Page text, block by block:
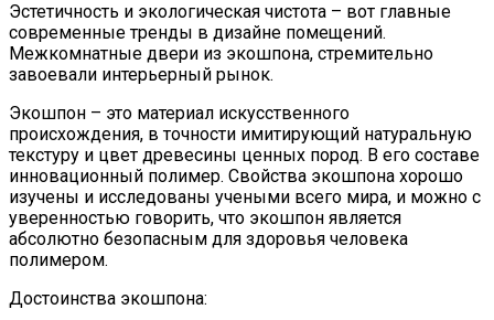
Эстетичность и экологическая чистота – вот главные
современные тренды в дизайне помещений.
Межкомнатные двери из экошпона, стремительно
завоевали интерьерный рынок.
Экошпон – это материал искусственного
происхождения, в точности имитирующий натуральную
текстуру и цвет древесины ценных пород. В его составе
инновационный полимер. Свойства экошпона хорошо
изучены и исследованы учеными всего мира, и можно с
уверенностью говорить, что экошпон является
абсолютно безопасным для здоровья человека
полимером.
Достоинства экошпона: